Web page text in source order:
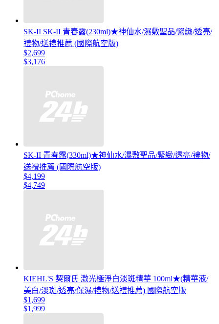
SK-II SK-II 青春露(230ml)★神仙水/濕敷聖品/緊緻/透亮/
禮物/送禮推薦 (國際航空版)
$2,699
$3,176
SK-II 青春露(330ml)★神仙水/濕敷聖品/緊緻/透亮/禮物/
送禮推薦 (國際航空版)
$4,199
$4,749
KIEHL'S 契爾氏 激光極淨白淡斑精華 100ml★(精華液/
美白/淡斑/透亮/保濕/禮物/送禮推薦) 國際航空版
$1,699
$1,999